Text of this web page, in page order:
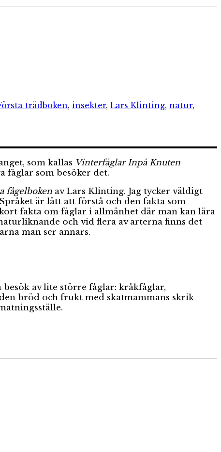
trädboken, insekter, Lars Klinting, natur,
som kallas Vinterfåglar Inpå Knuten
fåglar som besöker det.
fågelboken av Lars Klinting. Jag tycker väldigt
är lätt att förstå och den fakta som
fakta om fåglar i allmänhet där man kan lära
och vid flera av arterna finns det
man ser annars.
av lite större fåglar: kråkfåglar,
bröd och frukt med skatmammans skrik